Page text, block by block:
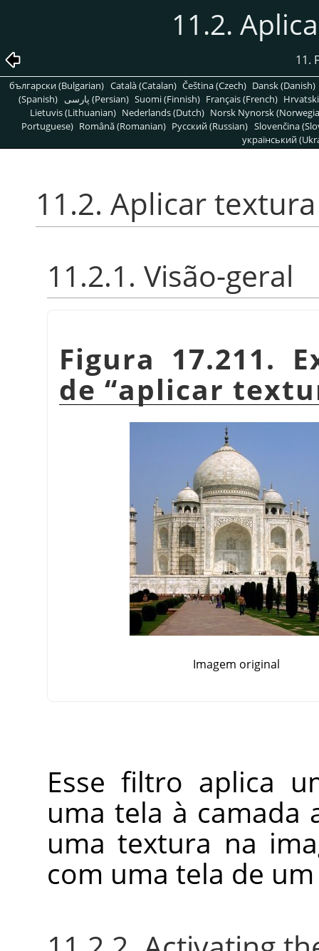
11.2.
11.
български (Bulgarian) Català (Catalan) Čeština (Czech) Dansk (Danish)
(Spanish)
پارسی (Persian) Suomi (Finnish) Français (French)
Lietuvis (Lithuanian) Nederlands (Dutch) Norsk Nynorsk
Portuguese) Română (Romanian) Pусский (Russian) Slovenčina
український
11.2. Aplicar
11.2.1. Visão-geral
Figura 17.211.
de “aplicar
Imagem original
Esse filtro aplica
uma tela à camada
uma textura na
com uma tela de